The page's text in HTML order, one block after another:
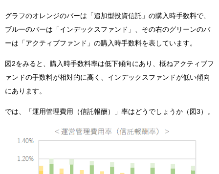
グラフのオレンジのバーは「追加型投資信託」の購入時手数料で、
ブルーのバーは「インデックスファンド」、その右のグリーンのバ
ーは「アクティブファンド」の購入時手数料を表しています。
図2をみると、購入時手数料率は低下傾向にあり、概ねアクティブフ
ァンドの手数料が相対的に高く、インデックスファンドが低い傾向
にあります。
では、「運用管理費用（信託報酬）」率はどうでしょうか（図3）。